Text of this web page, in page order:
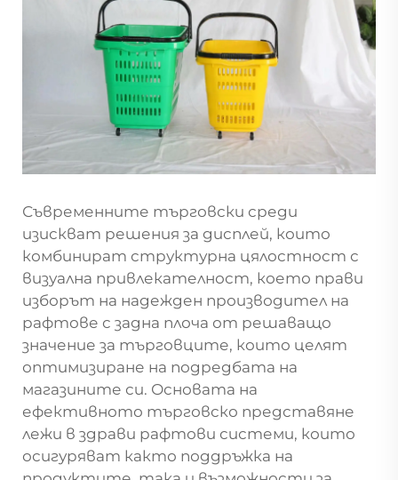
Съвременните търговски среди
изискват решения за дисплей, които
комбинират структурна цялостност с
визуална привлекателност, което прави
изборът на надежден производител на
рафтове с задна плоча от решаващо
значение за търговците, които целят
оптимизиране на подредбата на
магазините си. Основата на
ефективното търговско представяне
лежи в здрави рафтови системи, които
осигуряват както поддръжка на